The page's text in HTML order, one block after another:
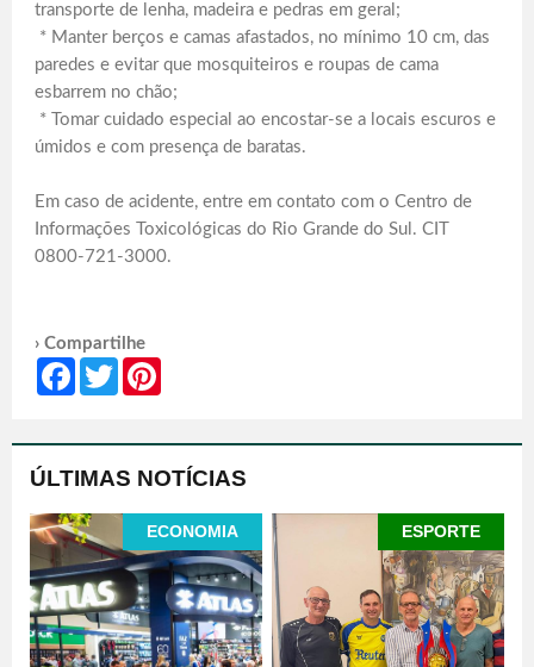
transporte de lenha, madeira e pedras em geral;
* Manter berços e camas afastados, no mínimo 10 cm, das
paredes e evitar que mosquiteiros e roupas de cama
esbarrem no chão;
* Tomar cuidado especial ao encostar-se a locais escuros e
úmidos e com presença de baratas.
Em caso de acidente, entre em contato com o Centro de
Informações Toxicológicas do Rio Grande do Sul. CIT
0800-721-3000.
› Compartilhe
Facebook
Twitter
ÚLTIMAS NOTÍCIAS
ECONOMIA ESPORTE